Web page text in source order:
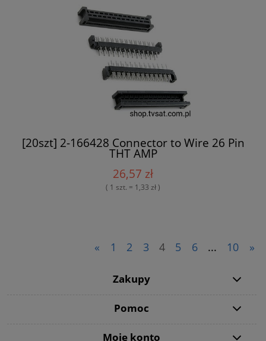
[20szt] 2-166428 Connector to Wire 26 Pin
THT AMP
26,57 zł
( 1 szt. = 1,33 zł )
« 1 2 3 4 5 6 ... 10 »
Zakupy
Pomoc
Moje konto